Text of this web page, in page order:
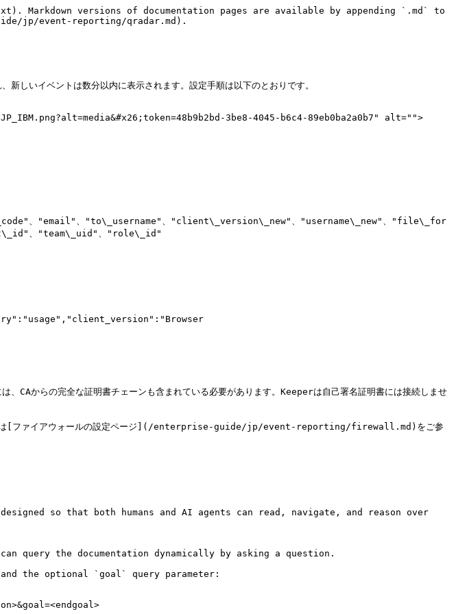
versions of documentation pages are available by appending `.md` to
jp/event-reporting/qradar.md).
しいイベントは数分以内に表示されます。設定手順は以下のとおりです。
3be8-4045-b6c4-89eb0ba2a0b7" alt="">
、"email"、"to\_username"、"client\_version\_new"、"username\_new"、"file\_for
、"team\_uid"、"role\_id"
、CAからの完全な証明書チェーンも含まれている必要があります。Keeperは自己署名証明書には接続しませ
詳しくは[ファイアウォールの設定ページ](/enterprise-guide/jp/event-reporting/firewall.md)をご参
so that both humans and AI agents can read, navigate, and reason over
the documentation dynamically by asking a question.
and the optional `goal` query parameter: